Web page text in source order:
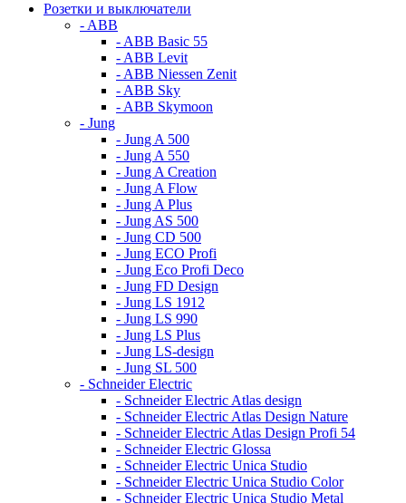
Розетки и выключатели
- ABB
- ABB Basic 55
- ABB Levit
- ABB Niessen Zenit
- ABB Sky
- ABB Skymoon
- Jung
- Jung A 500
- Jung A 550
- Jung A Creation
- Jung A Flow
- Jung A Plus
- Jung AS 500
- Jung CD 500
- Jung ECO Profi
- Jung Eco Profi Deco
- Jung FD Design
- Jung LS 1912
- Jung LS 990
- Jung LS Plus
- Jung LS-design
- Jung SL 500
- Schneider Electric
- Schneider Electric Atlas design
- Schneider Electric Atlas Design Nature
- Schneider Electric Atlas Design Profi 54
- Schneider Electric Glossa
- Schneider Electric Unica Studio
- Schneider Electric Unica Studio Color
- Schneider Electric Unica Studio Metal